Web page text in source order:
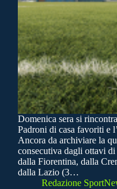
Domenica sera si
Padroni di casa favoriti e
Ancora da archiviare la
consecutiva dagli ottavi
dalla Fiorentina, dalla
dalla Lazio (3…
Redazione